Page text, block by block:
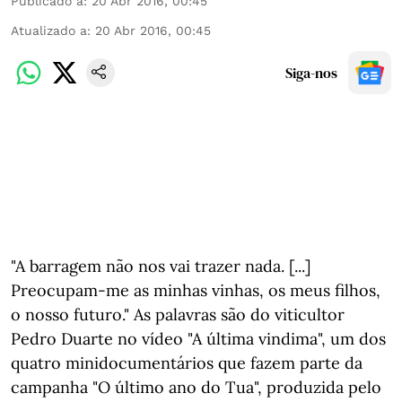
Atualizado a: 20 Abr 2016, 00:45
Siga-nos
"A barragem não nos vai trazer nada. [...]
Preocupam-me as minhas vinhas, os meus filhos,
o nosso futuro." As palavras são do viticultor
Pedro Duarte no vídeo "A última vindima", um dos
quatro minidocumentários que fazem parte da
campanha "O último ano do Tua", produzida pelo